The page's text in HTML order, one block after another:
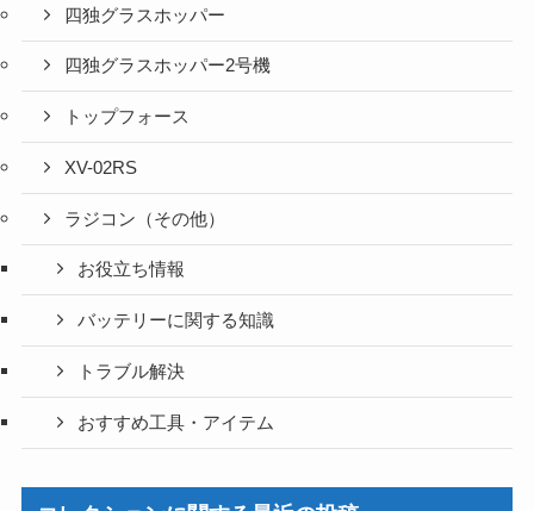
四独グラスホッパー
四独グラスホッパー2号機
トップフォース
XV-02RS
ラジコン（その他）
お役立ち情報
バッテリーに関する知識
トラブル解決
おすすめ工具・アイテム